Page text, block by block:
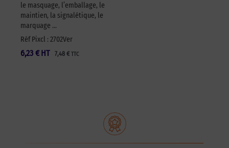
le masquage, l’emballage, le
maintien, la signalétique, le
marquage …
Réf Pixcl : 2702Ver
6,23 € 7,48 € TTC
HT